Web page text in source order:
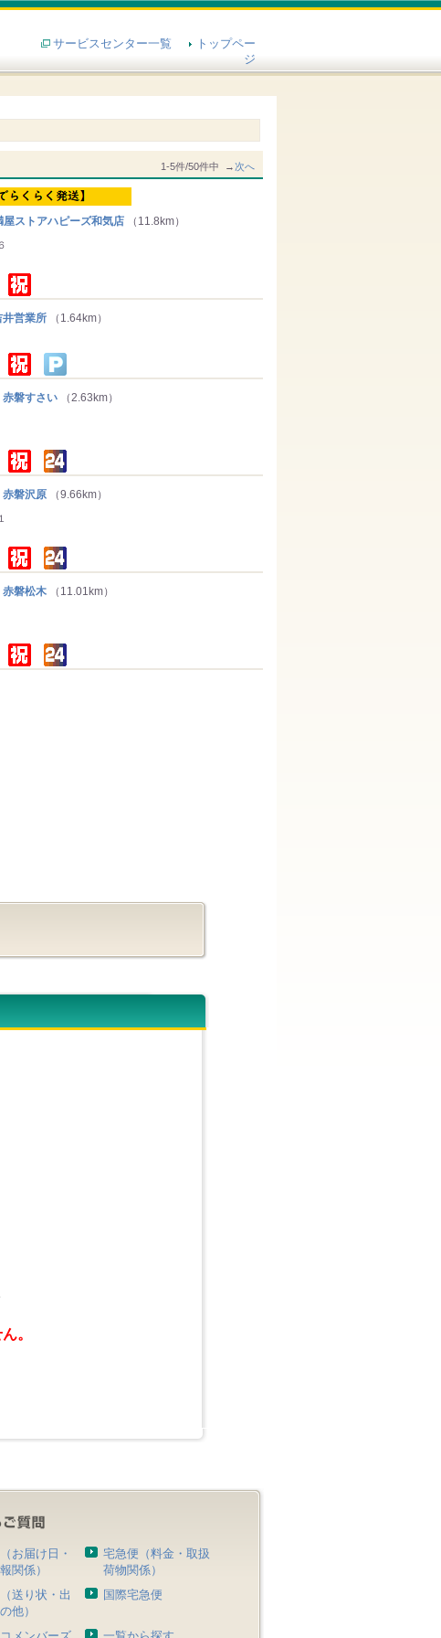
サービスセンター一覧
トップペー
ジ
1-5件/50件中 →次へ
ストアハピーズ和気店 （11.8km）
営業所 （1.64km）
すさい （2.63km）
磐沢原 （9.66km）
磐松木 （11.01km）
。
お届け日・
関係）
宅急便（料金・取扱
荷物関係）
送り状・出
他）
国際宅急便